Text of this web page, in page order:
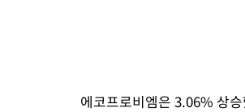
에코프로비엠은 3.06% 상